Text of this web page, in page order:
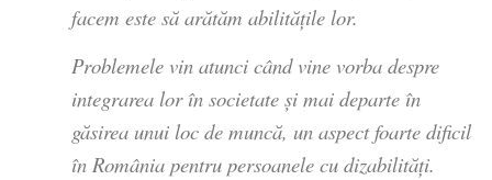
facem este să arătăm abilităţile lor.
Problemele vin atunci când vine vorba despre
integrarea lor în societate şi mai departe în
găsirea unui loc de muncă, un aspect foarte dificil
în România pentru persoanele cu dizabilităţi.